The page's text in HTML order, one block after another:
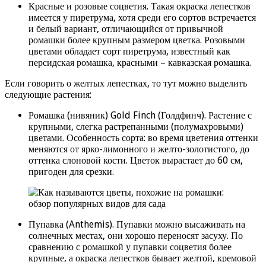
Красные и розовые соцветия. Такая окраска лепестков
имеется у пиретрума, хотя среди его сортов встречается
и белый вариант, отличающийся от привычной
ромашки более крупным размером цветка. Розовыми
цветами обладает сорт пиретрума, известный как
персидская ромашка, красными – кавказская ромашка.
Если говорить о желтых лепестках, то тут можно выделить
следующие растения:
Ромашка (нивяник) Gold Finch (Голдфинч). Растение с
крупными, слегка растрепанными (полумахровыми)
цветами. Особенность сорта: во время цветения оттенки
меняются от ярко-лимонного и желто-золотистого, до
оттенка слоновой кости. Цветок вырастает до 60 см,
пригоден для срезки.
Пупавка (Anthemis). Пупавки можно высаживать на
солнечных местах, они хорошо переносят засуху. По
сравнению с ромашкой у пупавки соцветия более
крупные, а окраска лепестков бывает желтой, кремовой